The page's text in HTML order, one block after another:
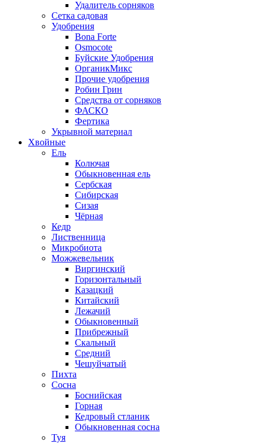
Удалитель сорняков
Сетка садовая
Удобрения
Bona Forte
Osmocote
Буйские Удобрения
ОрганикМикс
Прочие удобрения
Робин Грин
Средства от сорняков
ФАСКО
Фертика
Укрывной материал
Хвойные
Ель
Колючая
Обыкновенная ель
Сербская
Сибирская
Сизая
Чёрная
Кедр
Лиственница
Микробиота
Можжевельник
Виргинский
Горизонтальный
Казацкий
Китайский
Лежачий
Обыкновенный
Прибрежный
Скальный
Средний
Чешуйчатый
Пихта
Сосна
Боснийская
Горная
Кедровый стланик
Обыкновенная сосна
Туя